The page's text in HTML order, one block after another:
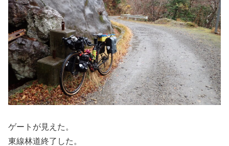
ゲートが見えた。
東線林道終了した。